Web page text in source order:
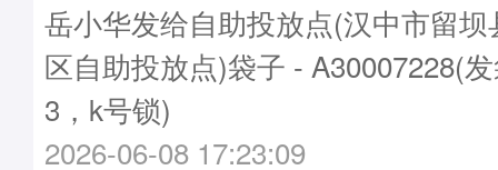
岳小华发给自助投放点(汉中市留
区自助投放点)袋子 - A30007228(
3，k号锁)
2026-06-08 17:23:09